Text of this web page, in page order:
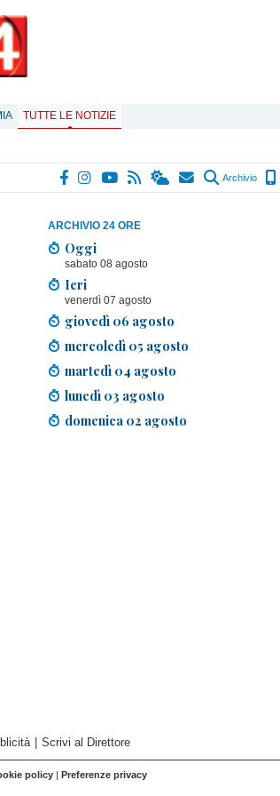
TUTTE LE NOTIZIE
Archivio
ARCHIVIO 24 ORE
Oggi
sabato 08 agosto
Ieri
venerdì 07 agosto
giovedì 06 agosto
mercoledì 05 agosto
martedì 04 agosto
lunedì 03 agosto
domenica 02 agosto
Scrivi al Direttore
policy | Preferenze privacy